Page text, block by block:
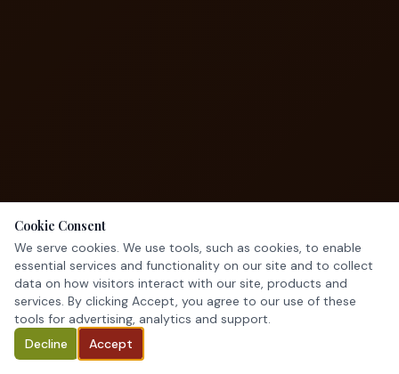
Cookie Consent
We serve cookies. We use tools, such as cookies, to enable
essential services and functionality on our site and to collect
data on how visitors interact with our site, products and
services. By clicking Accept, you agree to our use of these
tools for advertising, analytics and support.
Decline
Accept